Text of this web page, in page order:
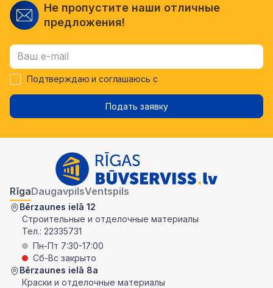
Не пропустите наши отличные
предложения!
Подтверждаю и соглашаюсь с
Подать заявку
RīgaDaugavpilsVentspils
Bērzaunes ielā 12
Строительные и отделочные материалы
Тел.: 22335731
Пн-Пт 7:30-17:00
Сб-Вс закрыто
Bērzaunes ielā 8a
Краски и отделочные материалы